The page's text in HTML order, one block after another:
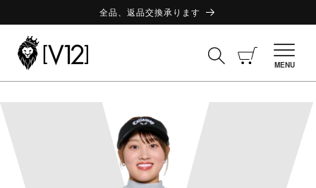
進む
全品、返品交換承ります
MENU
ー